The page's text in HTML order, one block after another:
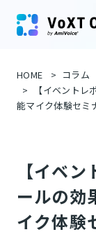
HOME
コラム
【イベント
能マイク体験セミ
【イベ
ールの効
イク体験